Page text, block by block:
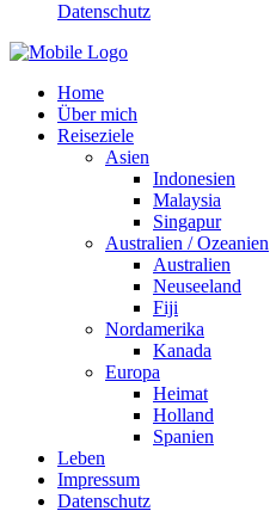
Datenschutz
Home
Über mich
Reiseziele
Asien
Indonesien
Malaysia
Singapur
Australien / Ozeanien
Australien
Neuseeland
Fiji
Nordamerika
Kanada
Europa
Heimat
Holland
Spanien
Leben
Impressum
Datenschutz